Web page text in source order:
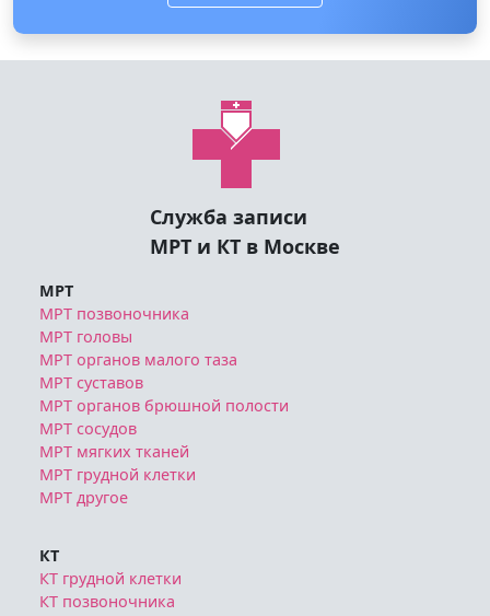
Служба записи
МРТ и КТ в Москве
МРТ
МРТ позвоночника
МРТ головы
МРТ органов малого таза
МРТ суставов
МРТ органов брюшной полости
МРТ сосудов
МРТ мягких тканей
МРТ грудной клетки
МРТ другое
КТ
КТ грудной клетки
КТ позвоночника